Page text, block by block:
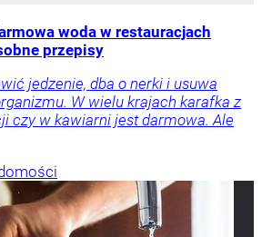
woda w restauracjach
przepisy
jedzenie, dba o nerki i usuwa
W wielu krajach karafka z
czy w kawiarni jest darmowa. Ale